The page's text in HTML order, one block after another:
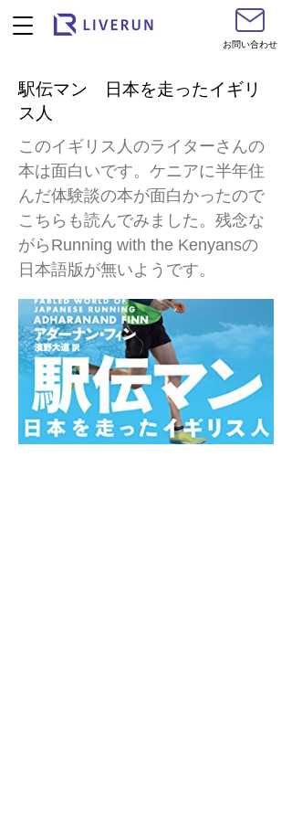
お問い合わせ
駅伝マン 日本を走ったイギリ
ス人
このイギリス人のライターさんの
本は面白いです。ケニアに半年住
んだ体験談の本が面白かったので
こちらも読んでみました。残念な
がらRunning with the Kenyansの
日本語版が無いようです。